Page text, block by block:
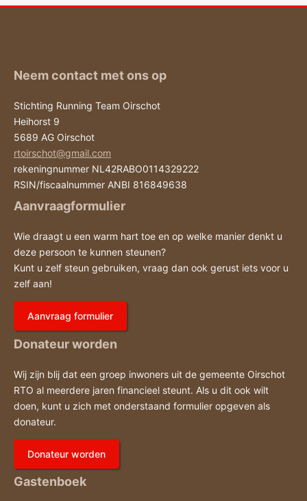
Neem contact met ons op
Stichting Running Team Oirschot
Heihorst 9
5689 AG Oirschot
rtoirschot@gmail.com
rekeningnummer NL42RABO0114329222
RSIN/fiscaalnummer ANBI 816849638
Aanvraagformulier
Wie draagt u een warm hart toe en op welke manier denkt u
deze persoon te kunnen steunen?
Kunt u zelf steun gebruiken, vraag dan ook gerust iets voor u
zelf aan!
Aanvraag formulier
Donateur worden
Wij zijn blij dat een groep inwoners uit de gemeente Oirschot
RTO al meerdere jaren financieel steunt. Als u dit ook wilt
doen, kunt u zich met onderstaand formulier opgeven als
donateur.
Donateur worden
Gastenboek